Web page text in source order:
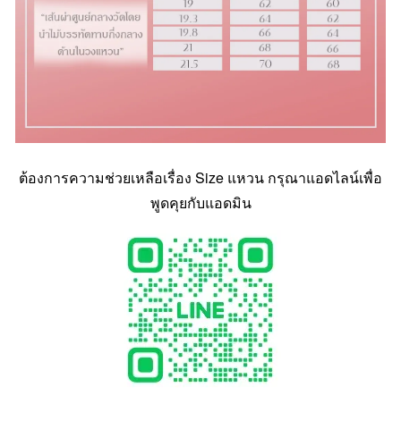
ต้องการความช่วยเหลือเรื่อง Size แหวน กรุณาแอดไลน์เพื่อ
พูดคุยกับแอดมิน